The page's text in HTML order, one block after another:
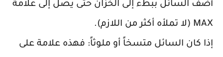
أضف السائل ببطء إلى الخزان حتى يصل إلى علامة
MAX (لا تملأه أكثر من اللازم).
إذا كان السائل متسخاً أو ملوثاً: فهذه علامة على